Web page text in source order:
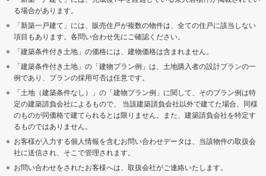
る場合があります。
「新築一戸建て」には、販売住戸が複数の物件は、全ての住戸に該当しない
項目もあります。各問い合わせ先にご確認ください。
「建築条件付き土地」の価格には、建物価格は含まれません。
「建築条件付き土地」の「建物プラン例」は、土地購入者の設計プランの一
例であり、プランの採用可否は任意です。
「土地（建築条件なし）」の「建物プラン例」に関して、そのプラン例は特
定の建築請負会社によるもので、 当該建築請負会社以外で建てた場合、同様
のものが同価格で建てられるとは限りません。また、建築請負会社を特定す
るものではありません。
お客様が入力する個人情報を含むお問い合わせデータは、当該物件の取扱会
社に送信され、そこで管理されます。
お問い合わせをされたお客様へは、取扱会社がご連絡いたします。